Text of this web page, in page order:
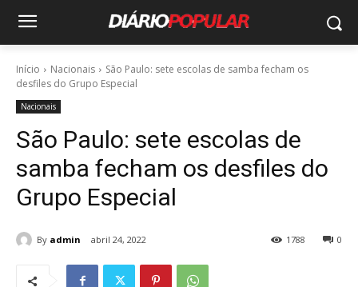
Início Nacionais
São Paulo: sete escolas de samba fecham os
desfiles do Grupo Especial
Nacionais
São Paulo: sete escolas de
samba fecham os desfiles do
Grupo Especial
By admin abril 24, 2022 0
1788